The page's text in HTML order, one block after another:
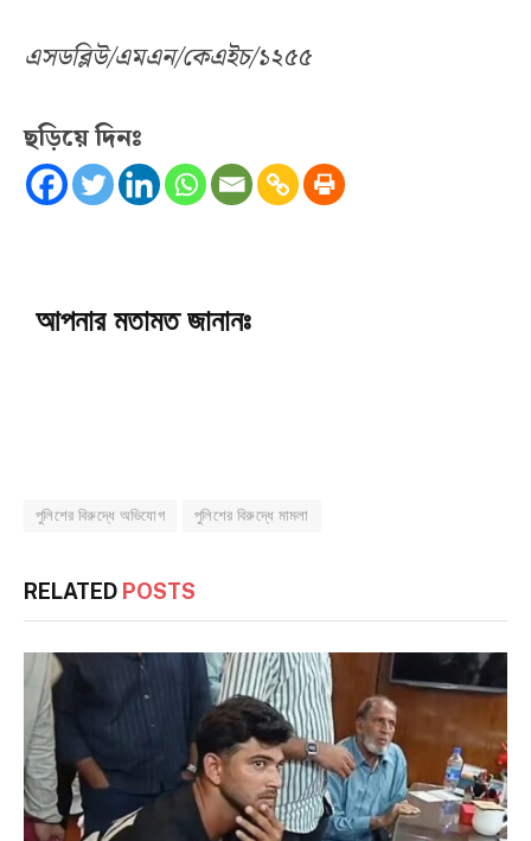
এসডব্লিউ/এমএন/কেএইচ/১২৫৫
ছড়িয়ে দিনঃ
আপনার মতামত জানানঃ
পুলিশের বিরুদ্ধে অভিযোগ পুলিশের বিরুদ্ধে মামলা
RELATED POSTS